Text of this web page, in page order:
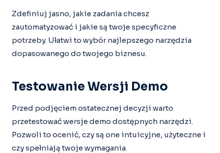
Zdefiniuj jasno, jakie zadania chcesz
zautomatyzować i jakie są twoje specyficzne
potrzeby. Ułatwi to wybór najlepszego narzędzia
dopasowanego do twojego biznesu.
Testowanie Wersji Demo
Przed podjęciem ostatecznej decyzji warto
przetestować wersje demo dostępnych narzędzi.
Pozwoli to ocenić, czy są one intuicyjne, użyteczne i
czy spełniają twoje wymagania.